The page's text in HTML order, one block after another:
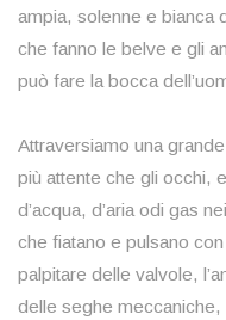
ampia, solenne e bianca
che fanno le belve e gli
può fare la bocca
Attraversiamo una
più attente che gli occhi,
d’acqua, d’aria odi gas
che fiatano e pulsano
palpitare delle valvole,
delle seghe meccaniche,